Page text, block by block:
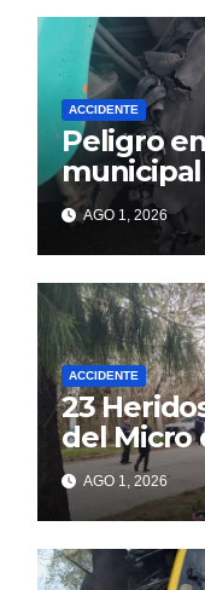
ACCIDENTE
Peligro
deAGO 1, 2026
ACCIDENTE
23
del Micro
AGO 1, 2026